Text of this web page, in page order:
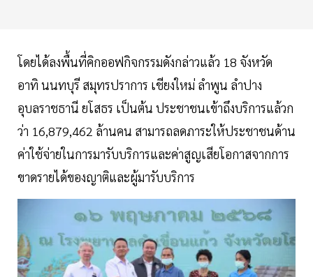
โดยได้ลงพื้นที่คิกออฟกิจกรรมดังกล่าวแล้ว 18 จังหวัด
อาทิ นนทบุรี สมุทรปราการ เชียงใหม่ ลำพูน ลำปาง
อุบลราชธานี ยโสธร เป็นต้น ประชาชนเข้าถึงบริการแล้วก
ว่า 16,879,462 ล้านคน สามารถลดภาระให้ประชาชนด้าน
ค่าใช้จ่ายในการมารับบริการและค่าสูญเสียโอกาสจากการ
ขาดรายได้ของญาติและผู้มารับบริการ